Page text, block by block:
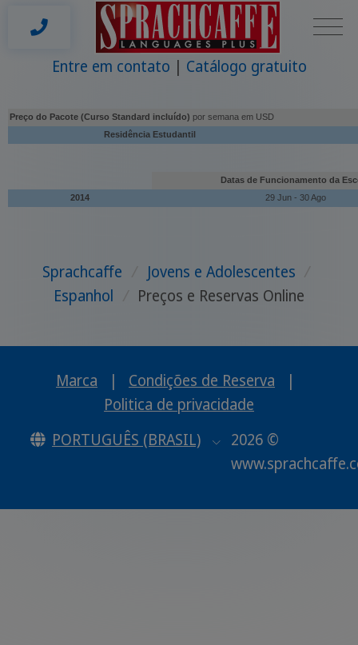
Entre em contato Catálogo gratuito
Preço do Pacote (Curso Standard incluído) por semana em USD
Residência Estudantil
Datas de Funcionamento da
2014
29 Jun - 30 Ago
Sprachcaffe Jovens e Adolescentes
/
Espanhol
Preços e Reservas Online
Marca | Condições de Reserva
|
Politica de privacidade
PORTUGUÊS (BRASIL)
2026 ©